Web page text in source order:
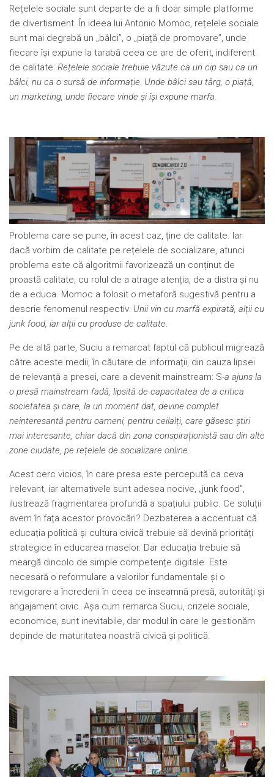
Rețelele sociale sunt departe de a fi doar simple platforme
de divertisment. În ideea lui Antonio Momoc, rețelele sociale
sunt mai degrabă un „bâlci”, o „piață de promovare”, unde
fiecare își expune la tarabă ceea ce are de oferit, indiferent
de calitate: Rețelele sociale trebuie văzute ca un cip sau ca un
bâlci, nu ca o sursă de informație. Unde bâlci sau târg, o piață,
un marketing, unde fiecare vinde și își expune marfa.
Problema care se pune, în acest caz, ține de calitate. Iar
dacă vorbim de calitate pe rețelele de socializare, atunci
problema este că algoritmii favorizează un conținut de
proastă calitate, cu rolul de a atrage atenția, de a distra și nu
de a educa. Momoc a folosit o metaforă sugestivă pentru a
descrie fenomenul respectiv: Unii vin cu marfă expirată, alții cu
junk food, iar alții cu produse de calitate.
Pe de altă parte, Suciu a remarcat faptul că publicul migrează
către aceste medii, în căutare de informații, din cauza lipsei
de relevanță a presei, care a devenit mainstream: S-a ajuns la
o presă mainstream fadă, lipsită de capacitatea de a critica
societatea și care, la un moment dat, devine complet
neinteresantă pentru oameni, pentru ceilalți, care găsesc știri
mai interesante, chiar dacă din zona conspiraționistă sau din alte
zone ciudate, pe rețelele de socializare online.
Acest cerc vicios, în care presa este percepută ca ceva
irelevant, iar alternativele sunt adesea nocive, „junk food”,
ilustrează fragmentarea profundă a spațiului public. Ce soluții
avem în fața acestor provocări? Dezbaterea a accentuat că
educația politică și cultura civică trebuie să devină priorități
strategice în educarea maselor. Dar educația trebuie să
meargă dincolo de simple competențe digitale. Este
necesară o reformulare a valorilor fundamentale și o
revigorare a încrederii în ceea ce înseamnă presă, autorități și
angajament civic. Așa cum remarca Suciu, crizele sociale,
economice, sunt inevitabile, dar modul în care le gestionăm
depinde de maturitatea noastră civică și politică.